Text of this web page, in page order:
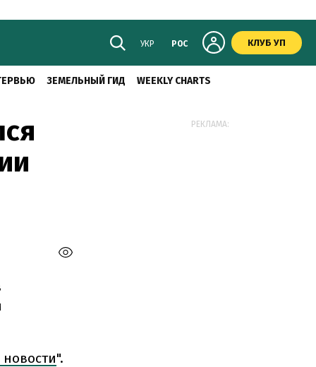
УКР РОС КЛУБ УП
ЗЕМЕЛЬНЫЙ ГИД WEEKLY CHARTS
".
РЕКЛАМА: